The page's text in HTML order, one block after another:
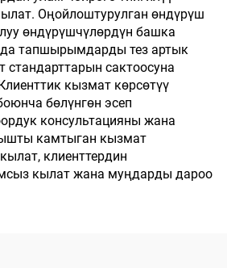
Оңойлоштурулган өндүрүш
өндүрүшчүлөрдүн башка
тапшырымдарды тез артык
стандарттарын сактоосуна
кызмат көрсөтүү
бөлүнгөн эсеп
консультацияны жана
камтыган кызмат
клиенттердин
кылат жана муңдарды дароо